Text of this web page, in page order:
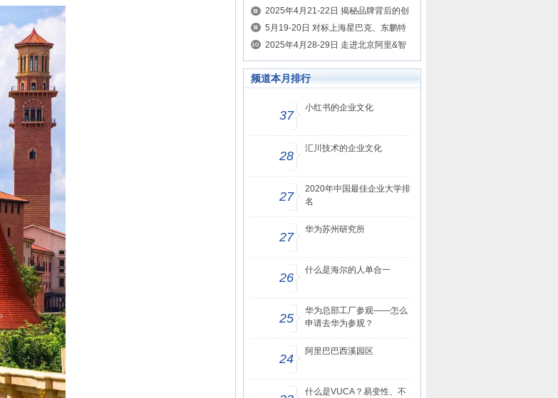
为、腾讯学HRBP如何为业务创造价值
2025年4月21-22日 揭秘品牌背后的创
新营销密码 对标小红书、抖音、瑞幸咖
啡、东鹏特饮
5月19-20日 对标上海星巴克、东鹏特
饮、霸王茶姬、泰山原浆 学习智慧零售
打造
2025年4月28-29日 走进北京阿里&智
谱&京东&华为 对标AI赋能企业增长的
新纪元
频道本月排行
37
小红书的企业文化
28
汇川技术的企业文化
27
2020年中国最佳企业大学排
名
27
华为苏州研究所
26
什么是海尔的人单合一
25
华为总部工厂参观——怎么
申请去华为参观？
24
阿里巴巴西溪园区
什么是VUCA？易变性、不